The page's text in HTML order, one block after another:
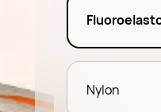
Nylon